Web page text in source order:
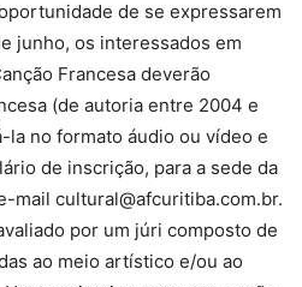
de se expressarem
junho, os interessados em
Francesa deverão
(de autoria entre 2004 e
la no formato áudio ou vídeo e
de inscrição, para a sede da
mail cultural@afcuritiba.com.br.
por um júri composto de
ao meio artístico e/ou ao